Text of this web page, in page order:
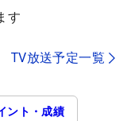
す
TV放送予定一覧
ント・成績